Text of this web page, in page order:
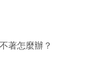
著怎麼辦？